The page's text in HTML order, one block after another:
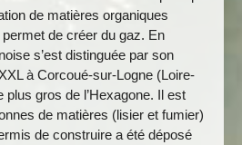
de matières organiques
de créer du gaz. En
s’est distinguée par son
à Corcoué-sur-Logne (Loire-
plus gros de l’Hexagone. Il est
de matières (lisier et fumier)
de construire a été déposé